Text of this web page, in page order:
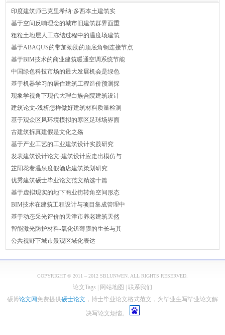
印度建筑师巴克里希纳·多西本土建筑实
基于空间反哺理念的城市旧建筑群界面重
粗粒土地层人工冻结过程中的温度场建筑
基于ABAQUS的带加劲肋的顶底角钢连接节点
基于BIM技术的商业建筑暖通空调系统节能
中国绿色科技市场的最大发展机会是绿色
基于机器学习的居住建筑工程造价预测探
现象学视角下现代大理白族合院建筑设计
建筑论文-浅析怎样做好建筑材料质量检测
基于观众区风环境模拟的寒区足球场界面
古建筑拆真建假是文化之殇
基于产业工艺的工业建筑设计实践研究
发表建筑设计论文-建筑设计应走出模仿与
芷阳花巷温泉度假酒店建筑策划研究
优秀建筑硕士毕业论文范文精选十篇
基于虚拟现实的地下商业街转角空间形态
BIM技术在建筑工程设计与项目集成管理中
基于动态采光评价的天津市养老建筑天然
智能激光防护材料-氧化钒薄膜的生长与其
公共视野下城市景观区域化表达
COPYRIGHT © 2011 – 2012 SBLUNWEN. ALL RIGHTS RESERVED.
论文Tags | 网站地图 | 联系我们
硕博论文网免费提供硕士论文 ，博士毕业论文格式范文，为毕业生写毕业论文解
决写论文烦恼。